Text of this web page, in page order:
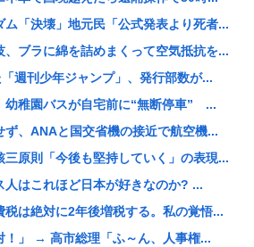
「決壊」地元民「公式発表より死者...
、ブラに綿を詰めまくって空気抵抗を...
週刊少年ジャンプ」、発行部数が...
幼稚園バスが自宅前に“無断停車” ...
ず、ANAと国交省機の接近で航空機...
三原則「今後も堅持していく」の表現...
はこれほど日本が好きなのか? ...
税は絶対に2年後増税する。私の覚悟...
！」 → 高市総理「ふ～ん、人事権...